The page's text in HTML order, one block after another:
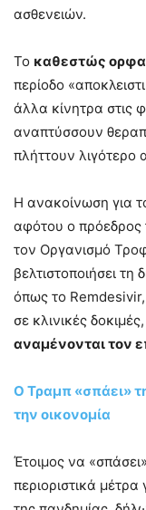
ασθενειών.
Το καθεστώς
περίοδο
άλλα κίνητρα στις
αναπτύσσουν
πλήττουν
Η ανακοίνωση για
αφότου ο
τον Οργανισμό
βελτιστοποιήσει τη
όπως το Remdesivir,
σε κλινικές
αναμένονται τον
Ο Τραμπ «σπάει»
την οικονομία
Έτοιμος να
περιοριστικά